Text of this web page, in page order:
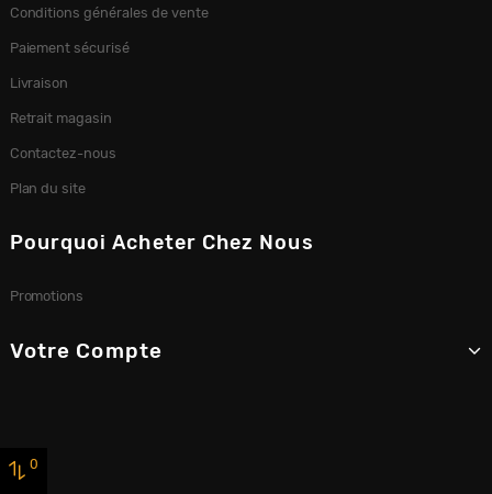
Conditions générales de vente
Paiement sécurisé
Livraison
Retrait magasin
Contactez-nous
Plan du site
Pourquoi Acheter Chez Nous
Promotions
Votre Compte
0